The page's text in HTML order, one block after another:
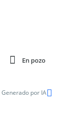
En pozo
Generado por IA